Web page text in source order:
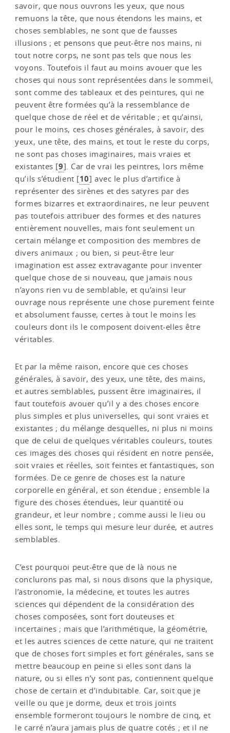
savoir, que nous ouvrons les yeux, que nous
remuons la tête, que nous étendons les mains, et
choses semblables, ne sont que de fausses
illusions ; et pensons que peut-être nos mains, ni
tout notre corps, ne sont pas tels que nous les
voyons. Toutefois il faut au moins avouer que les
choses qui nous sont représentées dans le sommeil,
sont comme des tableaux et des peintures, qui ne
peuvent être formées qu’à la ressemblance de
quelque chose de réel et de véritable ; et qu’ainsi,
pour le moins, ces choses générales, à savoir, des
yeux, une tête, des mains, et tout le reste du corps,
ne sont pas choses imaginaires, mais vraies et
existantes [9]. Car de vrai les peintres, lors même
qu’ils s’étudient [10] avec le plus d’artifice à
représenter des sirènes et des satyres par des
formes bizarres et extraordinaires, ne leur peuvent
pas toutefois attribuer des formes et des natures
entièrement nouvelles, mais font seulement un
certain mélange et composition des membres de
divers animaux ; ou bien, si peut-être leur
imagination est assez extravagante pour inventer
quelque chose de si nouveau, que jamais nous
n’ayons rien vu de semblable, et qu’ainsi leur
ouvrage nous représente une chose purement feinte
et absolument fausse, certes à tout le moins les
couleurs dont ils le composent doivent-elles être
véritables.
Et par la même raison, encore que ces choses
générales, à savoir, des yeux, une tête, des mains,
et autres semblables, pussent être imaginaires, il
faut toutefois avouer qu’il y a des choses encore
plus simples et plus universelles, qui sont vraies et
existantes ; du mélange desquelles, ni plus ni moins
que de celui de quelques véritables couleurs, toutes
ces images des choses qui résident en notre pensée,
soit vraies et réelles, soit feintes et fantastiques, son
formées. De ce genre de choses est la nature
corporelle en général, et son étendue ; ensemble la
figure des choses étendues, leur quantité ou
grandeur, et leur nombre ; comme aussi le lieu ou
elles sont, le temps qui mesure leur durée, et autres
semblables.
C’est pourquoi peut-être que de là nous ne
conclurons pas mal, si nous disons que la physique,
l’astronomie, la médecine, et toutes les autres
sciences qui dépendent de la considération des
choses composées, sont fort douteuses et
incertaines ; mais que l’arithmétique, la géométrie,
et les autres sciences de cette nature, qui ne traitent
que de choses fort simples et fort générales, sans se
mettre beaucoup en peine si elles sont dans la
nature, ou si elles n’y sont pas, contiennent quelque
chose de certain et d’indubitable. Car, soit que je
veille ou que je dorme, deux et trois joints
ensemble formeront toujours le nombre de cinq, et
le carré n’aura jamais plus de quatre cotés ; et il ne